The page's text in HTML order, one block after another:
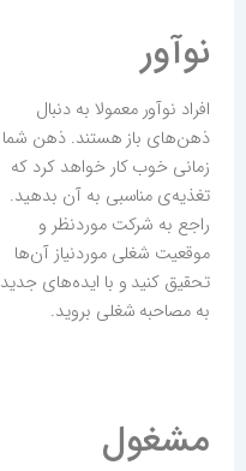
نوآور
افراد نوآور معمولا به دنبال
ذهن‌های باز هستند. ذهن شما
زمانی خوب کار خواهد کرد که
تغذیه‌ی مناسبی به آن بدهید.
راجع به شرکت موردنظر و
موقعیت شغلی موردنیاز آن‌ها
تحقیق کنید و با ایده‌های جدید
به مصاحبه شغلی بروید.
مشغول